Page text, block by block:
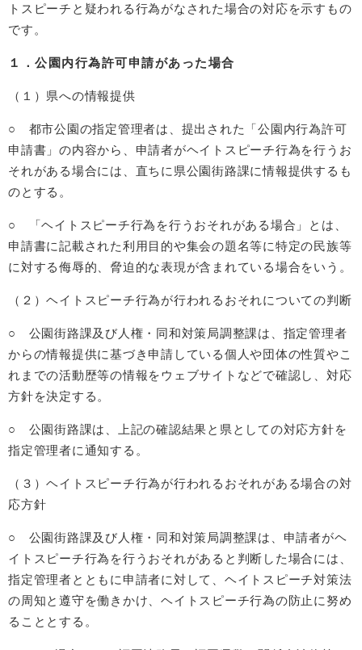
トスピーチと疑われる行為がなされた場合の対応を示すもの
です。
１．公園内行為許可申請があった場合
（１）県への情報提供
○ 都市公園の指定管理者は、提出された「公園内行為許可
申請書」の内容から、申請者がヘイトスピーチ行為を行うお
それがある場合には、直ちに県公園街路課に情報提供するも
のとする。
○ 「ヘイトスピーチ行為を行うおそれがある場合」とは、
申請書に記載された利用目的や集会の題名等に特定の民族等
に対する侮辱的、脅迫的な表現が含まれている場合をいう。
（２）ヘイトスピーチ行為が行われるおそれについての判断
○ 公園街路課及び人権・同和対策局調整課は、指定管理者
からの情報提供に基づき申請している個人や団体の性質やこ
れまでの活動歴等の情報をウェブサイトなどで確認し、対応
方針を決定する。
○ 公園街路課は、上記の確認結果と県としての対応方針を
指定管理者に通知する。
（３）ヘイトスピーチ行為が行われるおそれがある場合の対
応方針
○ 公園街路課及び人権・同和対策局調整課は、申請者がヘ
イトスピーチ行為を行うおそれがあると判断した場合には、
指定管理者とともに申請者に対して、ヘイトスピーチ対策法
の周知と遵守を働きかけ、ヘイトスピーチ行為の防止に努め
ることとする。